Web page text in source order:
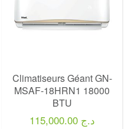
Climatiseurs Géant GN-
MSAF-18HRN1 18000
BTU
115,000.00 د.ج